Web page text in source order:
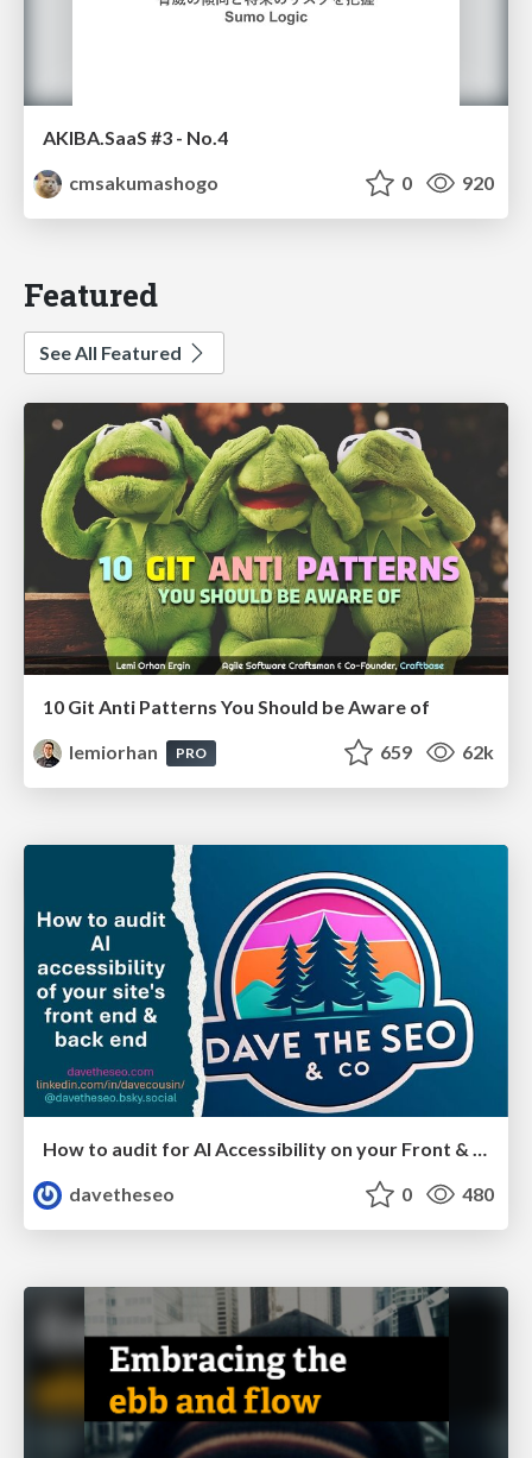
AKIBA.SaaS #3 - No.4
cmsakumashogo
0 920
Featured
See All Featured
10 Git Anti Patterns You Should be Aware of
lemiorhan
PRO 659 62k
How to audit for AI Accessibility on your Front & Back End
davetheseo
0 480